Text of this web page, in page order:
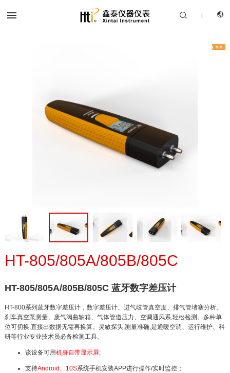
产品中心
解决方案
服务支持
 | 
HT-805/805A/805B/805C
HT-805/805A/805B/805C 蓝牙数字差压计
HT-800系列蓝牙数字差压计，数字差压计、进气歧管真空度、排气管堵塞分析、
刹车真空泵测量、废气阀曲轴箱、气体管道压力、空调通风系,轻松检测。多种单
位可切换,直接出数据无需再换算。灵敏探头,测量准确,是通暖空调、运行维护、科
研等行业专业技术员必备检测工具。
该设备可用机身自带显示屏;
支持Android、10S系统手机安装APP进行操作/实时监控；